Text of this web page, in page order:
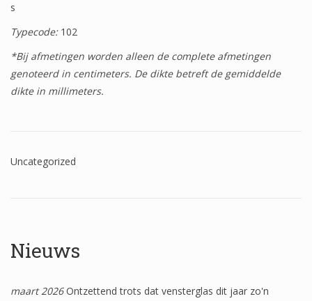
Mensfiguren
(Fabel)dieren
Architectuur
Onbeschilderd glas
Nieuws
maart 2026Ontzettend trots dat vensterglas dit jaar zo'n
s
Typecode:102
*Bij afmetingen worden alleen de complete afmetingen
genoteerd in centimeters. De dikte betreft de gemiddelde
dikte in millimeters.
Uncategorized